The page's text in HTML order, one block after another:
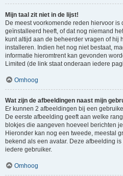
Mijn taal zit niet in de lijst!
De meest voorkomende reden hiervoor
geïnstalleerd heeft, of dat nog niemand
kunt altijd aan de beheerder vragen of hij
installeren. Indien het nog niet bestaat,
informatie hieromtrent kan gevonden
Limited (de link staat onderaan iedere
Omhoog
Wat zijn de afbeeldingen naast mijn
Er kunnen 2 afbeeldingen bij een
De eerste afbeelding geeft aan welke
blokjes die aangeven hoeveel berichten
Hieronder kan nog een tweede, meestal
bekend als een avatar. Deze afbeelding
iedere gebruiker.
Omhoog